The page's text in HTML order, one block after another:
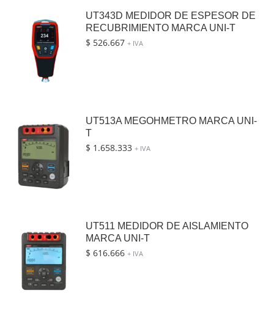
UT343D MEDIDOR DE ESPESOR DE
RECUBRIMIENTO MARCA UNI-T
$ 526.667 + IVA
UT513A MEGOHMETRO MARCA UNI-
T
$ 1.658.333 + IVA
UT511 MEDIDOR DE AISLAMIENTO
MARCA UNI-T
$ 616.666 + IVA